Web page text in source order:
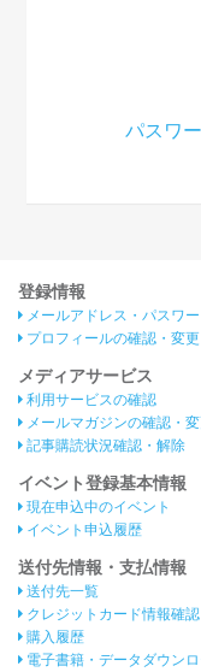
パスワ
登録情報
メールアドレス・パスワ
プロフィールの確認・変更
メディアサービス
利用サービスの確認
メールマガジンの確認・
記事購読状況確認・解除
イベント登録基本情報
現在申込中のイベント
イベント申込履歴
送付先情報・支払情報
送付先一覧
クレジットカード情報確
購入履歴
電子書籍・データダウン